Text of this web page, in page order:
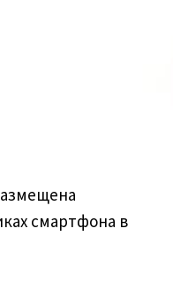
смартфона в